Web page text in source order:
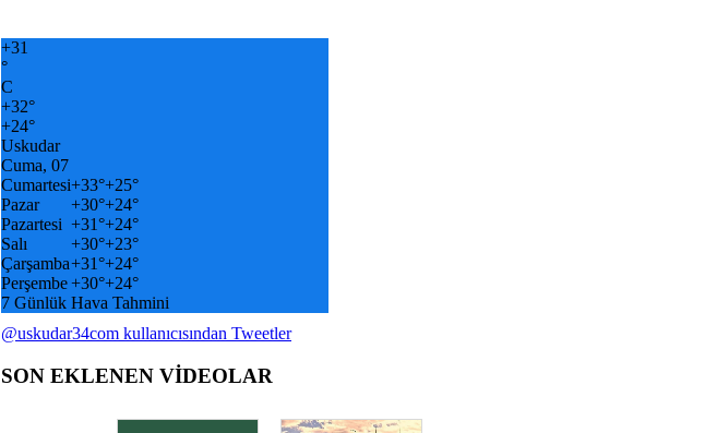
+31
°
C
+32°
+24°
Uskudar
Cuma, 07
Cumartesi+33°+25°
Pazar
+30°+24°
Pazartesi +31°+24°
Salı
+30°+23°
Çarşamba+31°+24°
Perşembe+30°+24°
7 Günlük Hava Tahmini
@uskudar34com kullanıcısından Tweetler
SON EKLENEN VİDEOLAR